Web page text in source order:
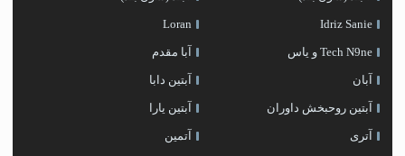
Idriz Sanie
Loran
Tech N9ne و یاس آبا مقدم
آبان آبتین دابا
آبتین روحبخش داوران آبتین یارا
آتری آتمین